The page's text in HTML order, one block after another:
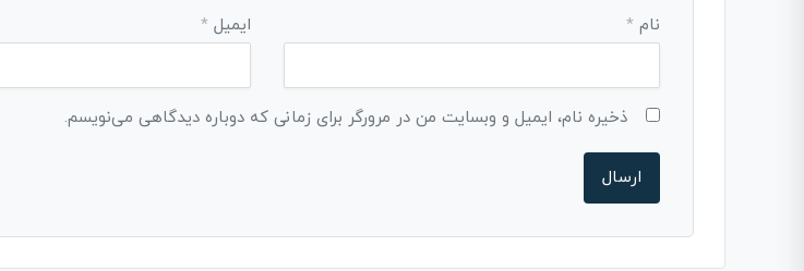
نام * ایمیل *
ذخیره نام، ایمیل و وبسایت من در مرورگر برای زمانی که دوباره دیدگاهی می‌نویسم.